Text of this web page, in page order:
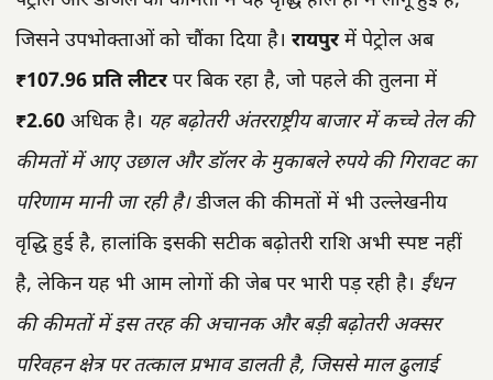
जिसने उपभोक्ताओं को चौंका दिया है। रायपुरमें पेट्रोल अब
₹107.96 प्रति लीटरपर बिक रहा है, जो पहले की तुलना में
₹2.60 अधिक है। यह बढ़ोतरी अंतरराष्ट्रीय बाजार में कच्चे तेल की
कीमतों में आए उछाल और डॉलर के मुकाबले रुपये की गिरावट का
परिणाम मानी जा रही है।डीजल की कीमतों में भी उल्लेखनीय
वृद्धि हुई है, हालांकि इसकी सटीक बढ़ोतरी राशि अभी स्पष्ट नहीं
है, लेकिन यह भी आम लोगों की जेब पर भारी पड़ रही है। ईंधन
की कीमतों में इस तरह की अचानक और बड़ी बढ़ोतरी अक्सर
परिवहन क्षेत्र पर तत्काल प्रभाव डालती है, जिससे माल ढुलाई